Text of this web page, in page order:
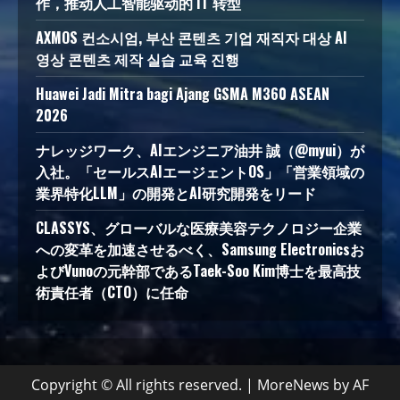
AXMOS 컨소시엄, 부산 콘텐츠 기업 재직자 대상 AI
영상 콘텐츠 제작 실습 교육 진행
Huawei Jadi Mitra bagi Ajang GSMA M360 ASEAN
2026
ナレッジワーク、AIエンジニア油井 誠（@myui）が
入社。「セールスAIエージェントOS」「営業領域の
業界特化LLM」の開発とAI研究開発をリード
CLASSYS、グローバルな医療美容テクノロジー企業
への変革を加速させるべく、Samsung Electronicsお
よびVunoの元幹部であるTaek-Soo Kim博士を最高技
術責任者（CTO）に任命
Copyright © All rights reserved. | MoreNews by AF